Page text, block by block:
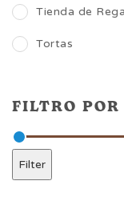
Tienda de
Tortas
FILTRO POR
Filter